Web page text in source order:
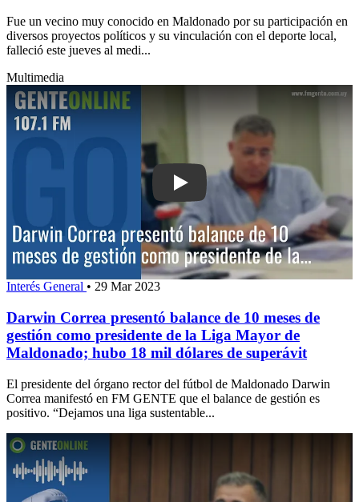
Fue un vecino muy conocido en Maldonado por su participación en
diversos proyectos políticos y su vinculación con el deporte local,
falleció este jueves al medi...
Multimedia
Play: Darwin Correa presentó
Interés General • 29 Mar 2023
Darwin Correa presentó balance de 10 meses de
gestión como presidente de la Liga Mayor de
Maldonado; hubo 18 mil dólares de superávit
El presidente del órgano rector del fútbol de Maldonado Darwin
Correa manifestó en FM GENTE que el balance de gestión es
positivo. “Dejamos una liga sustentable...